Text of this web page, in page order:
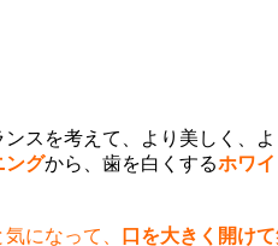
スを考えて、より美しく、
ングから、歯を白くするホワ
になって、 口を大きく開け